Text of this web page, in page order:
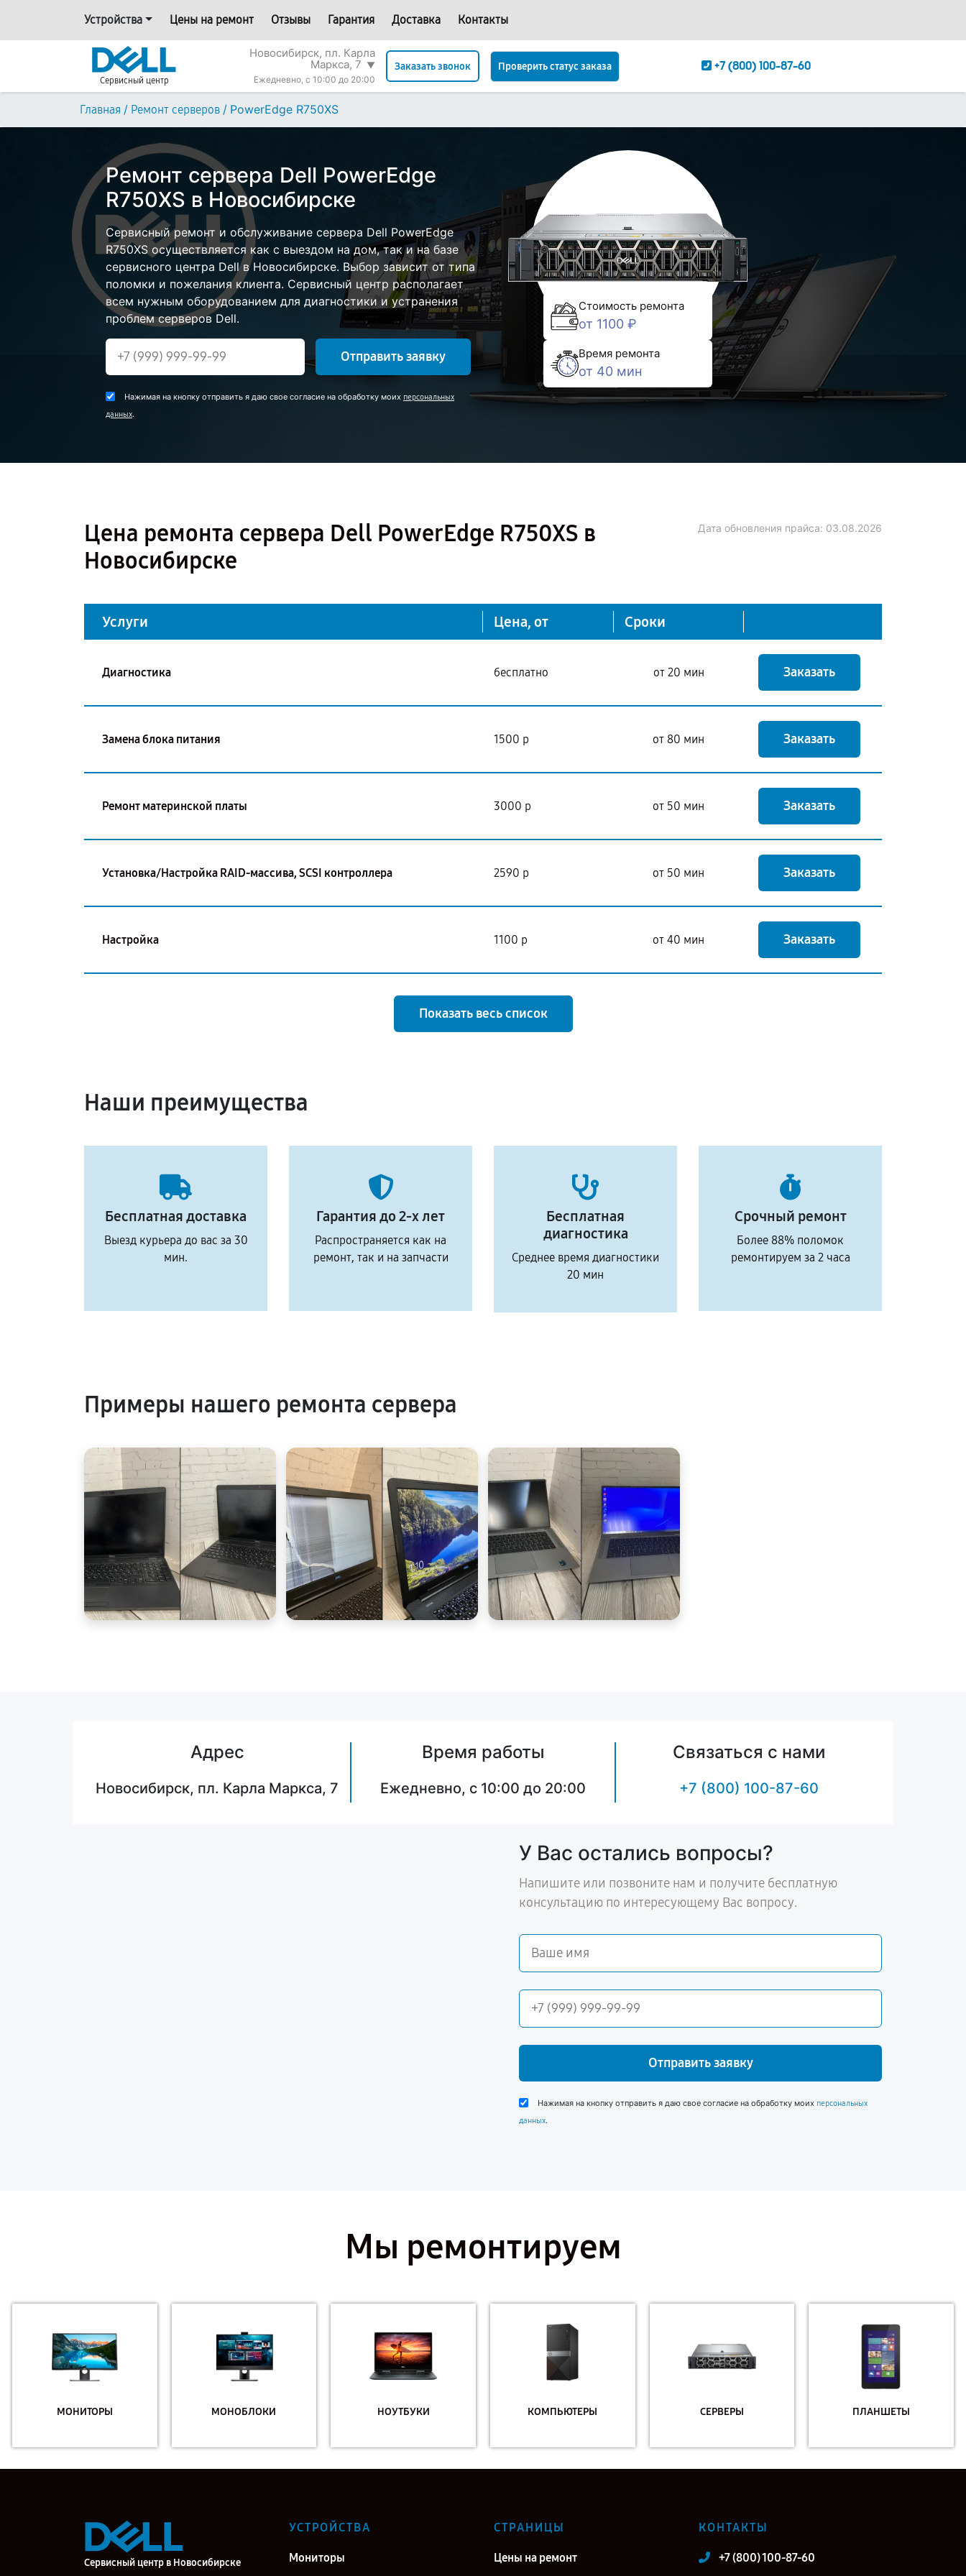
Устройства Цены на ремонт Отзывы Гарантия Доставка Контакты
Сервисный центр
Новосибирск, пл. Карла
Маркса, 7 ▼
Ежедневно, с 10:00 до 20:00
Заказать звонок Проверить статус заказа +7 (800) 100-87-60
Главная / Ремонт серверов / PowerEdge R750XS
Ремонт сервера Dell PowerEdge
R750XS в Новосибирске
Сервисный ремонт и обслуживание сервера Dell PowerEdge
R750XS осуществляется как с выездом на дом, так и на базе
сервисного центра Dell в Новосибирске. Выбор зависит от типа
поломки и пожелания клиента. Сервисный центр располагает
всем нужным оборудованием для диагностики и устранения
проблем серверов Dell.
Отправить заявку
Нажимая на кнопку отправить я даю свое согласие на обработку моих персональных
данных.
Стоимость ремонта
от 1100 ₽
Время ремонта
от 40 мин
Цена ремонта сервера Dell PowerEdge R750XS в
Новосибирске
Дата обновления прайса: 03.08.2026
Услуги Цена, от Сроки
Диагностика бесплатно от 20 мин Заказать
Замена блока питания 1500 р от 80 мин Заказать
Ремонт материнской платы 3000 р от 50 мин Заказать
Установка/Настройка RAID-массива, SCSI контроллера 2590 р от 50 мин Заказать
Настройка 1100 р от 40 мин Заказать
Показать весь список
Наши преимущества
Бесплатная доставка
Выезд курьера до вас за 30
мин.
Гарантия до 2-х лет
Распространяется как на
ремонт, так и на запчасти
Бесплатная
диагностика
Среднее время диагностики
20 мин
Срочный ремонт
Более 88% поломок
ремонтируем за 2 часа
Примеры нашего ремонта сервера
Адрес
Новосибирск, пл. Карла Маркса, 7
Время работы
Ежедневно, с 10:00 до 20:00
Связаться с нами
+7 (800) 100-87-60
У Вас остались вопросы?
Напишите или позвоните нам и получите бесплатную
консультацию по интересующему Вас вопросу.
Отправить заявку
Нажимая на кнопку отправить я даю свое согласие на обработку моих персональных
данных.
Мы ремонтируем
МОНИТОРЫ МОНОБЛОКИ НОУТБУКИ КОМПЬЮТЕРЫ СЕРВЕРЫ ПЛАНШЕТЫ
Сервисный центр в Новосибирске
УСТРОЙСТВА
Мониторы
СТРАНИЦЫ
Цены на ремонт
КОНТАКТЫ
+7 (800) 100-87-60